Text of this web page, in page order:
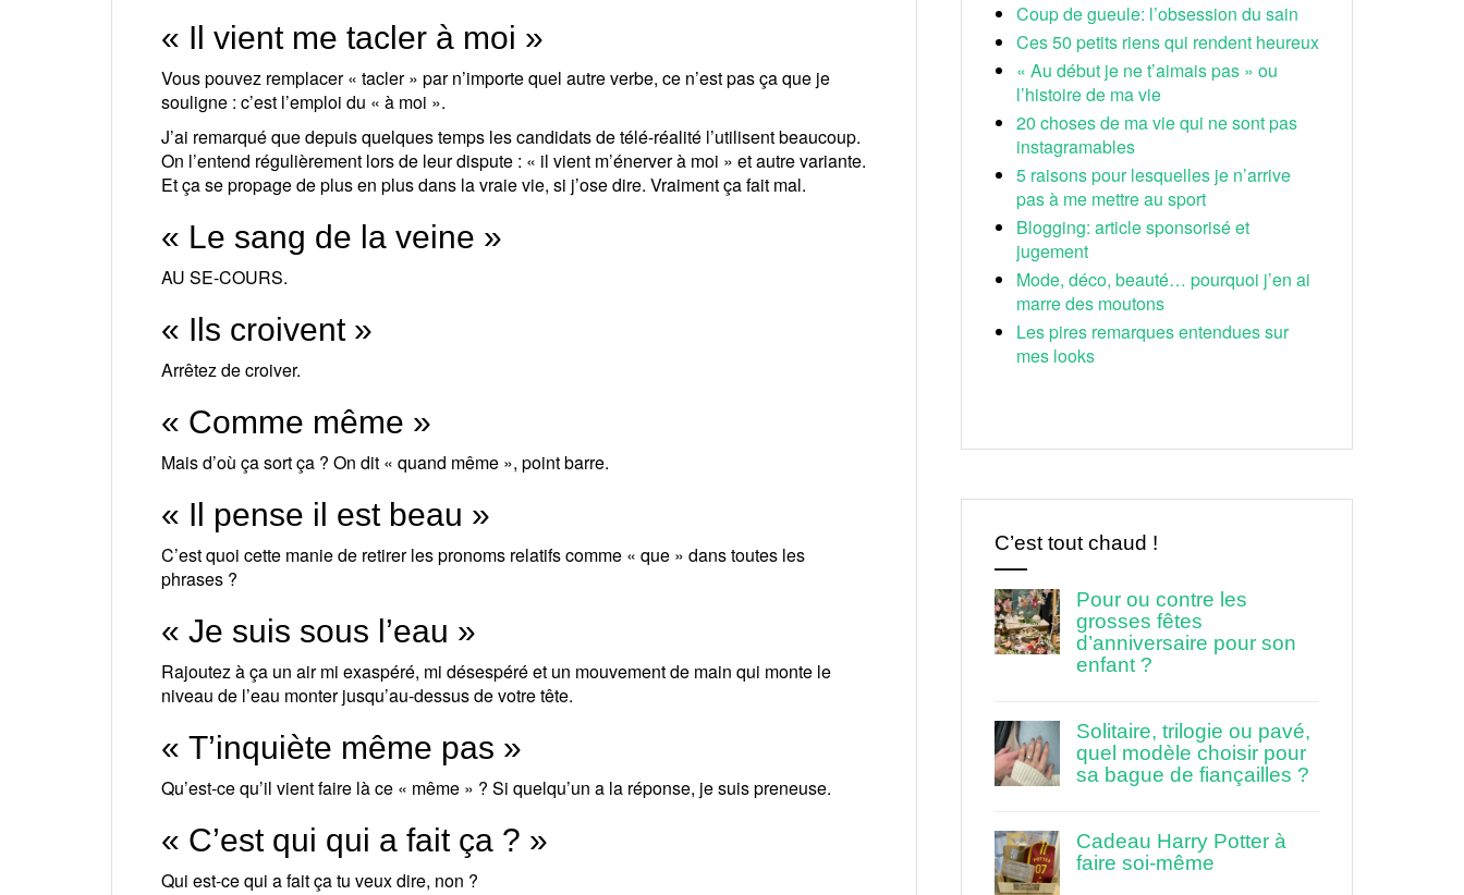
« Il vient me tacler à moi »
Vous pouvez remplacer « tacler » par n’importe quel autre verbe, ce n’est pas ça que je
souligne : c’est l’emploi du « à moi ».
J’ai remarqué que depuis quelques temps les candidats de télé-réalité l’utilisent beaucoup.
On l’entend régulièrement lors de leur dispute : « il vient m’énerver à moi » et autre variante.
Et ça se propage de plus en plus dans la vraie vie, si j’ose dire. Vraiment ça fait mal.
« Le sang de la veine »
AU SE-COURS.
« Ils croivent »
Arrêtez de croiver.
« Comme même »
Mais d’où ça sort ça ? On dit « quand même », point barre.
« Il pense il est beau »
C’est quoi cette manie de retirer les pronoms relatifs comme « que » dans toutes les
phrases ?
« Je suis sous l’eau »
Rajoutez à ça un air mi exaspéré, mi désespéré et un mouvement de main qui monte le
niveau de l’eau monter jusqu’au-dessus de votre tête.
« T’inquiète même pas »
Qu’est-ce qu’il vient faire là ce « même » ? Si quelqu’un a la réponse, je suis preneuse.
« C’est qui qui a fait ça ? »
Qui est-ce qui a fait ça tu veux dire, non ?
Coup de gueule: l’obsession du sain
Ces 50 petits riens qui rendent heureux
« Au début je ne t’aimais pas » ou
l’histoire de ma vie
20 choses de ma vie qui ne sont pas
instagramables
5 raisons pour lesquelles je n’arrive
pas à me mettre au sport
Blogging: article sponsorisé et
jugement
Mode, déco, beauté… pourquoi j’en ai
marre des moutons
Les pires remarques entendues sur
mes looks
C’est tout chaud !
Pour ou contre les
grosses fêtes
d’anniversaire pour son
enfant ?
Solitaire, trilogie ou pavé,
quel modèle choisir pour
sa bague de fiançailles ?
Cadeau Harry Potter à
faire soi-même